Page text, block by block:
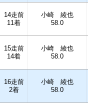
14走前
11着
小崎 綾也
58.0
15走前
14着
小崎 綾也
58.0
16走前
2着
小崎 綾也
58.0